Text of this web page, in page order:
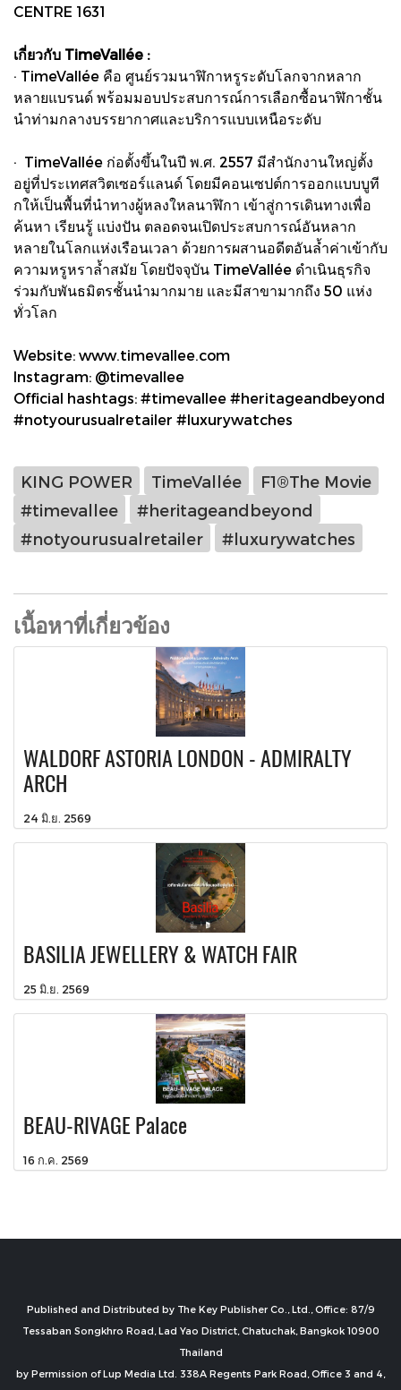
CENTRE 1631
เกี่ยวกับ TimeVallée :
· TimeVallée คือ ศูนย์รวมนาฬิกาหรูระดับโลกจากหลาก
หลายแบรนด์ พร้อมมอบประสบการณ์การเลือกซื้อนาฬิกาชั้น
นำท่ามกลางบรรยากาศและบริการแบบเหนือระดับ
· TimeVallée ก่อตั้งขึ้นในปี พ.ศ. 2557 มีสำนักงานใหญ่ตั้ง
อยู่ที่ประเทศสวิตเซอร์แลนด์ โดยมีคอนเซปต์การออกแบบบูที
กให้เป็นพื้นที่นำทางผู้หลงใหลนาฬิกา เข้าสู่การเดินทางเพื่อ
ค้นหา เรียนรู้ แบ่งปัน ตลอดจนเปิดประสบการณ์อันหลาก
หลายในโลกแห่งเรือนเวลา ด้วยการผสานอดีตอันล้ำค่าเข้ากับ
ความหรูหราล้ำสมัย โดยปัจจุบัน TimeVallée ดำเนินธุรกิจ
ร่วมกับพันธมิตรชั้นนำมากมาย และมีสาขามากถึง 50 แห่ง
ทั่วโลก
Website: www.timevallee.com
Instagram: @timevallee
Official hashtags: #timevallee #heritageandbeyond
#notyourusualretailer #luxurywatches
KING POWER TimeVallée
F1®The Movie
#timevallee
#heritageandbeyond
#notyourusualretailer
#luxurywatches
เนื้อหาที่เกี่ยวข้อง
WALDORF ASTORIA LONDON - ADMIRALTY
ARCH
24 มิ.ย. 2569
BASILIA JEWELLERY & WATCH FAIR
25 มิ.ย. 2569
BEAU-RIVAGE Palace
16 ก.ค. 2569
Published and Distributed by The Key Publisher Co., Ltd., Office: 87/9
Tessaban Songkhro Road, Lad Yao District, Chatuchak, Bangkok 10900
Thailand
by Permission of Lup Media Ltd. 338A Regents Park Road, Office 3 and 4,